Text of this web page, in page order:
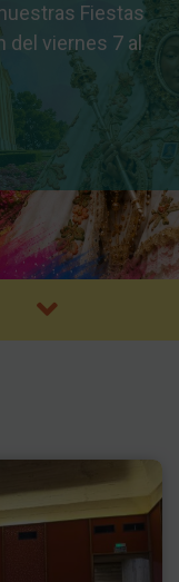
Fiestas
del viernes 7 al